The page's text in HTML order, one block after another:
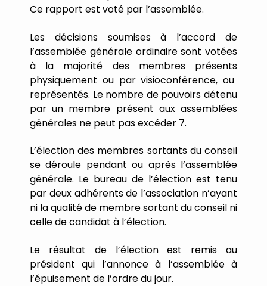
Ce rapport est voté par l’assemblée.
Les décisions soumises à l’accord
de
l’assemblée générale ordinaire sont votées
à
la majorité des membres
présents
physiquement ou par visioconférence,ou
représentés. Le nombre de pouvoirs détenu
par un membre présent aux assemblées
générales ne peut pasexcéder 7.
L’élection des membres sortants du conseil
se déroule pendant ou après l’assemblée
générale. Le bureau de l’élection est tenu
par deux adhérents de l’association n’ayant
ni laqualitéde membresortant duconseil ni
celledecandidat à l’élection.
Le résultat de l’élection est remis
au
président qui l’annonce à l’assemblée à
l’épuisement de l’ordredujour.